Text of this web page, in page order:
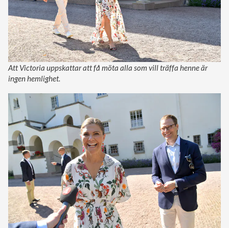
Att Victoria uppskattar att få möta alla som vill träffa henne är
ingen hemlighet.